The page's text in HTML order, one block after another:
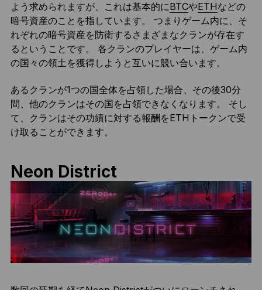
よう求められますが、これは基本的にBTCやETHなどの
暗号資産のことを指しています。 つまりゲーム内に、そ
れぞれの暗号資産を防衛するさまざまなクランが存在す
るということです。 各クランのプレイヤーは、ゲーム内
の国々の領土を獲得しようと互いに競い合います。
あるクランが1つの国全体を占領した場合、その後30分
間、他のクランはその国を占領できなくなります。 そし
て、クランはその功績に対する報酬をETHトークンで受
け取ることができます。
Neon District